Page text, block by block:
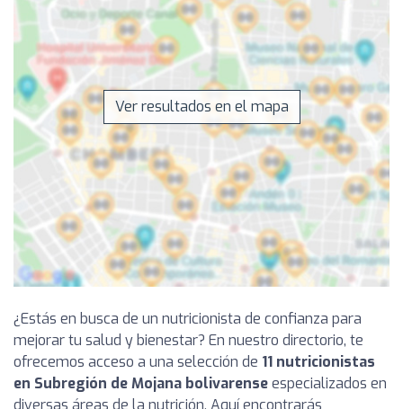
Ver resultados en el mapa
¿Estás en busca de un nutricionista de confianza para
mejorar tu salud y bienestar? En nuestro directorio, te
ofrecemos acceso a una selección de 11 nutricionistas
en Subregión de Mojana bolivarenseespecializados en
diversas áreas de la nutrición. Aquí encontrarás